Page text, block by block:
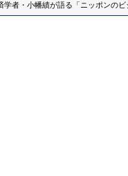
学者・小幡績が語る「ニッポンの